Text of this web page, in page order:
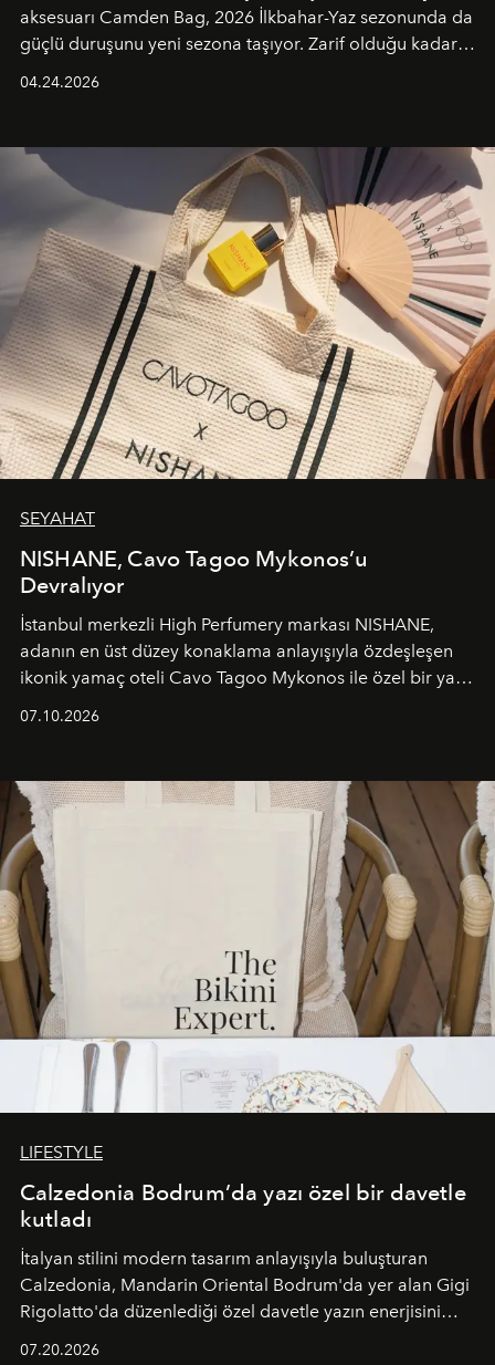
aksesuarı Camden Bag, 2026 İlkbahar-Yaz sezonunda da
güçlü duruşunu yeni sezona taşıyor. Zarif olduğu kadar
04.24.2026
SEYAHAT
NISHANE, Cavo Tagoo Mykonos’u
Devralıyor
İstanbul merkezli High Perfumery markası NISHANE,
adanın en üst düzey konaklama anlayışıyla özdeşleşen
ikonik yamaç oteli Cavo Tagoo Mykonos ile özel bir yaz
buluşturarak markanın Cavo Tagoo’daki varlığını
sürükleyici ve mevsime özel bir deneyime dönüştürüyor.
07.10.2026
LIFESTYLE
Calzedonia Bodrum’da yazı özel bir davetle
kutladı
İtalyan stilini modern tasarım anlayışıyla buluşturan
Calzedonia, Mandarin Oriental Bodrum'da yer alan Gigi
Rigolatto'da düzenlediği özel davetle yazın enerjisini
07.20.2026